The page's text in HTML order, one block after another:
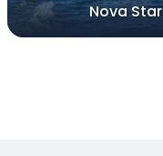
Nova Star